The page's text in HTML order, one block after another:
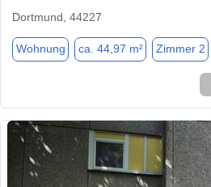
Dortmund, 44227
Wohnung ca. 44,97 m² Zimmer 2